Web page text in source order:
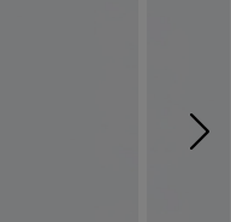
ます。
もご覧いただけます。
見る